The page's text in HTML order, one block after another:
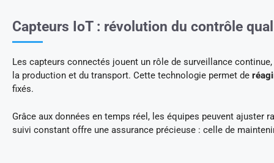
Capteurs IoT : révolution du contrôle
Les capteurs connectés jouent un rôle de surveillance
la production et du transport. Cette technologie permet de
fixés.
Grâce aux données en temps réel, les équipes peuvent
suivi constant offre une assurance précieuse : celle de